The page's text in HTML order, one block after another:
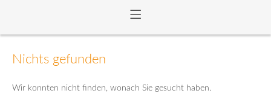
≡
Inhalt
Nichts gefunden
Wir konnten nicht finden, wonach Sie gesucht haben.